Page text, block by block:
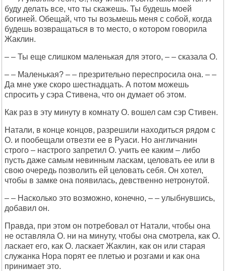
буду делать все, что ты скажешь. Ты будешь моей
богиней. Обещай, что ты возьмешь меня с собой, когда
будешь возвращаться в то место, о котором говорила
Жаклин.
– – Ты еще слишком маленькая для этого, – – сказала О.
– – Маленькая? – – презрительно переспросила она. – –
Да мне уже скоро шестнадцать. А потом можешь
спросить у сэра Стивена, что он думает об этом.
Как раз в эту минуту в комнату О. вошел сам сэр Стивен.
Натали, в конце концов, разрешили находиться рядом с
О. и пообещали отвезти ее в Руаси. Но англичанин
строго – настрого запретил О. учить ее каким – либо
пусть даже самым невинным ласкам, целовать ее или в
свою очередь позволить ей целовать себя. Он хотел,
чтобы в замке она появилась, девственно нетронутой.
– – Насколько это возможно, конечно, – – улыбнувшись,
добавил он.
Правда, при этом он потребовал от Натали, чтобы она
не оставляла О. ни на минуту, чтобы она смотрела, как О.
ласкает его, как О. ласкает Жаклин, как он или старая
служанка Нора порят ее плетью и розгами и как она
принимает это.